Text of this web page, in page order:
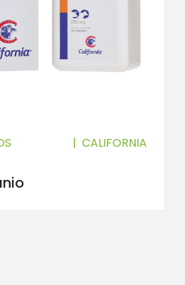
| CALIFORNIA